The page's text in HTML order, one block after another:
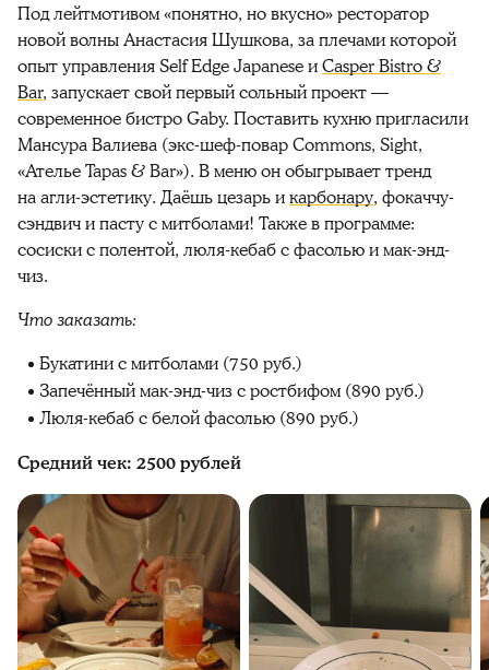
Под лейтмотивом «понятно, но вкусно» ресторатор
новой волны Анастасия Шушкова, за плечами которой
опыт управления Self Edge Japanese иCasper Bistro &
Bar, запускает свой первый сольный проект —
современное бистро Gaby. Поставить кухню пригласили
Мансура Валиева (экс-шеф-повар Commons, Sight,
«Ателье Tapas & Bar»). В меню он обыгрывает тренд
на агли-эстетику. Даёшь цезарь икарбонару, фокаччу-
сэндвич и пасту с митболами! Также в программе:
сосиски с полентой, люля-кебаб с фасолью и мак-энд-
чиз.
Что заказать:
Букатини с митболами (750 руб.)
Запечённый мак-энд-чиз с ростбифом (890 руб.)
Люля-кебаб с белой фасолью (890 руб.)
Средний чек: 2500 рублей